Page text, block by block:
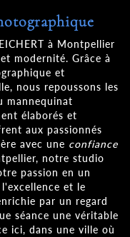
à Montpellier
modernité. Grâce à
et
nous repoussons les
mannequinat
élaborés et
aux passionnés
avec une confiance
notre studio
passion en un
et le
par un regard
séance une véritable
ici, dans une ville où